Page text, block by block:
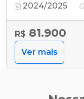
2024/2025
R$ 81.900
Ver mais